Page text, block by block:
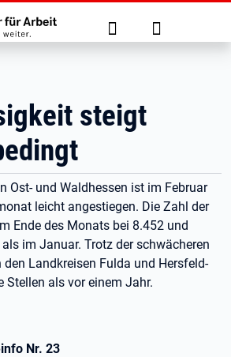
Suche Anmelden
steigt
Ost- und Waldhessen ist im Februar
leicht angestiegen. Die Zahl der
Ende des Monats bei 8.452 und
im Januar. Trotz der schwächeren
Landkreisen Fulda und Hersfeld-
Stellen als vor einem Jahr.
Nr. 23